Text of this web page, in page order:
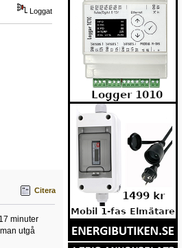
Loggat
Citera
minuter
utgå